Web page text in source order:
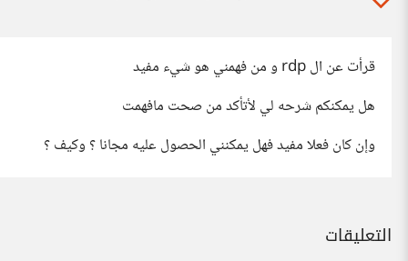
قرأت عن ال rdp و من فهمني هو شيء مفيد
هل يمكنكم شرحه لي لأتأكد من صحت مافهمت
وإن كان فعلا مفيد فهل يمكنني الحصول عليه مجانا ؟ وكيف ؟
التعليقات